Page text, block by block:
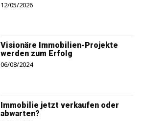
12/05/2026
Visionäre Immobilien-Projekte
werden zum Erfolg
06/08/2024
Immobilie jetzt verkaufen oder
abwarten?